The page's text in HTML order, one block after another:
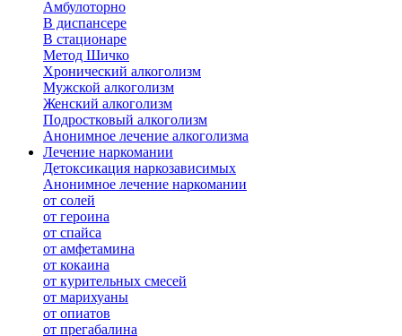
Амбулоторно
В диспансере
В стационаре
Метод Шичко
Хронический алкоголизм
Мужской алкоголизм
Женский алкоголизм
Подростковый алкоголизм
Анонимное лечение алкоголизма
Лечение наркомании
Детоксикация наркозависимых
Анонимное лечение наркомании
от солей
от героина
от спайса
от амфетамина
от кокаина
от курительных смесей
от марихуаны
от опиатов
от прегабалина